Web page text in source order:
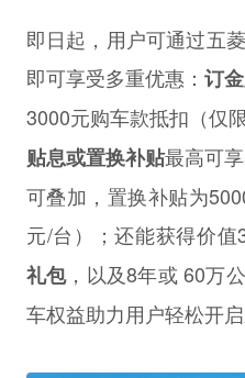
即日起，用户可通过五
即可享受多重优惠： 订
3000元购车款抵扣（仅
贴息或置换补贴最高可
可叠加，置换补贴为
元/台）；还能获得价值
礼包，以及8年或 60万
车权益助力用户轻松开启